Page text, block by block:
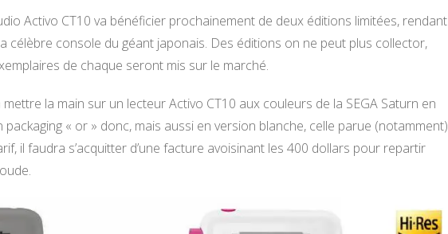
Activo CT10 va bénéficier prochainement de deux éditions limitées, rendant
célèbre console du géant japonais. Des éditions on ne peut plus collector,
de chaque seront mis sur le marché.
la main sur un lecteur Activo CT10 aux couleurs de la SEGA Saturn en
packaging « or » donc, mais aussi en version blanche, celle parue (notamment)
il faudra s’acquitter d’une facture avoisinant les 400 dollars pour repartir